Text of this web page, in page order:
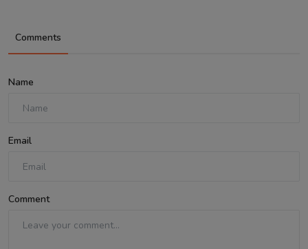
Comments
Name
Email
Comment